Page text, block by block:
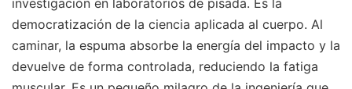
democratización de la ciencia aplicada al cuerpo. Al
caminar, la espuma absorbe la energía del impacto y la
devuelve de forma controlada, reduciendo la fatiga